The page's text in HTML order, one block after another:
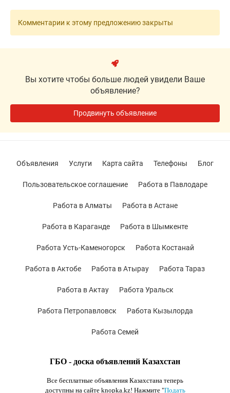
Комментарии к этому предложению закрыты
Вы хотите чтобы больше людей увидели Ваше
объявление?
Продвинуть объявление
ГБО - доска объявлений Казахстан
Все бесплатные объявления Казахстана теперь
доступны на сайте knopka.kz! Нажмите "Подать
Объявления Услуги Карта сайта Телефоны Блог
Пользовательское соглашение Работа в Павлодаре
Работа в Алматы Работа в Астане
Работа в Караганде Работа в Шымкенте
Работа Усть-Каменогорск Работа Костанай
Работа в Актобе Работа в Атырау Работа Тараз
Работа в Актау Работа Уральск
Работа Петропавловск Работа Кызылорда
Работа Семей